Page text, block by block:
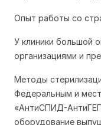
Опыт работы со
У клиники большой
организациями и
Методы
Федеральным и
«АнтиСПИД-
оборудование